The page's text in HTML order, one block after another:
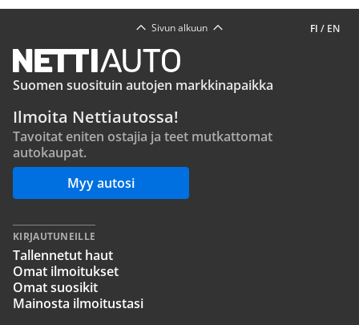
FI / EN
Sivun alkuun
Suomen suosituin autojen markkinapaikka
Ilmoita Nettiautossa!
Tavoitat eniten ostajia ja teet mutkattomat
autokaupat.
Myy autosi
KIRJAUTUNEILLE
Tallennetut haut
Omat ilmoitukset
Omat suosikit
Mainosta ilmoitustasi